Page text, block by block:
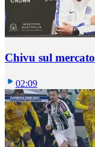
Chivu sul mercato
02:09